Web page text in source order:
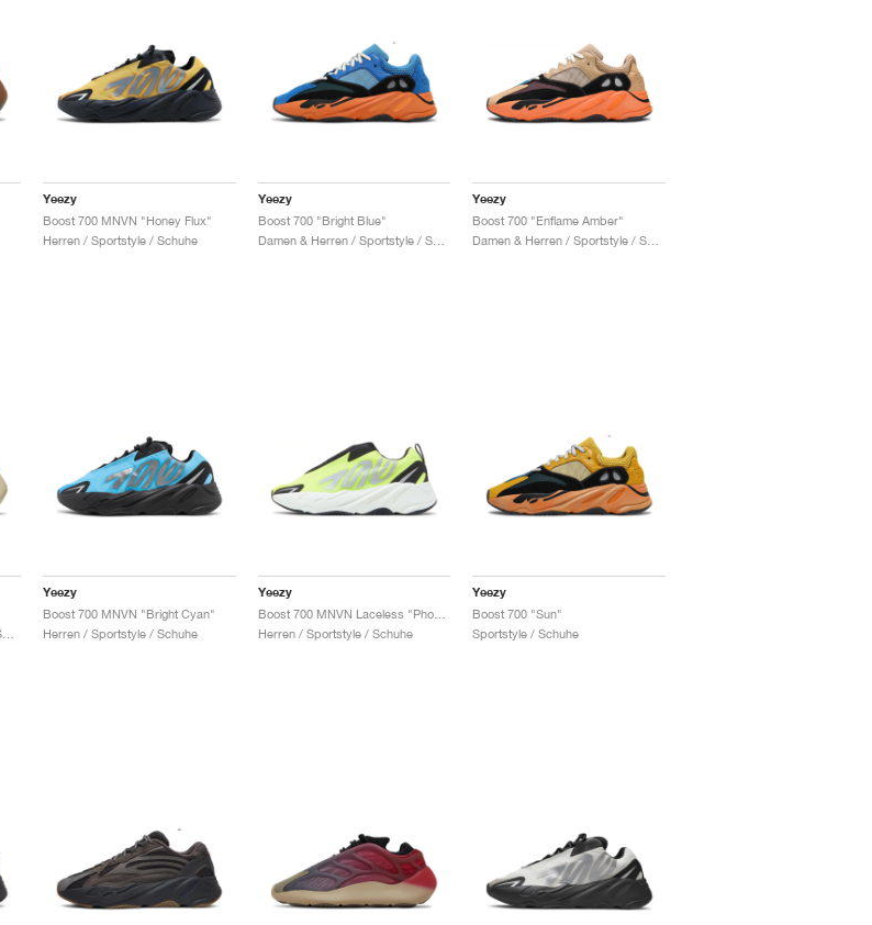
Yeezy
Boost 700 MNVN "Honey Flux"
Herren / Sportstyle / Schuhe
Yeezy
Boost 700 "Bright Blue"
Damen & Herren / Sportstyle / Schuhe
Yeezy
Boost 700 "Enflame Amber"
Yeezy
Boost 700 MNVN "Bright Cyan"
Herren / Sportstyle / Schuhe
Yeezy
Boost 700 MNVN Laceless "Phosphor"
Herren / Sportstyle / Schuhe
Yeezy
Boost 700 "Sun"
Sportstyle / Schuhe